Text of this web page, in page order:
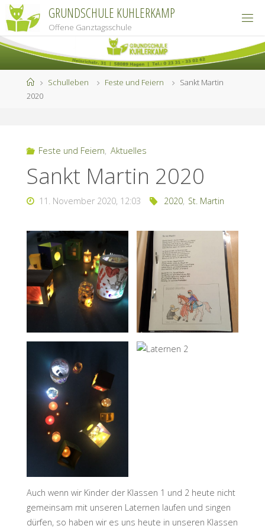
Zum
Inhalt
springen
GRUNDSCHULE KUHLERKAMP
Offene Ganztagsschule
StartSchulleben Feste und Feiern
Sankt Martin
2020
Feste und Feiern, Aktuelles
Sankt Martin 2020
11. November 2020, 12:03 2020, St. Martin
Auch wenn wir Kinder der Klassen 1 und 2 heute nicht
gemeinsam mit unseren Laternen laufen und singen
dürfen, so haben wir es uns heute in unseren Klassen